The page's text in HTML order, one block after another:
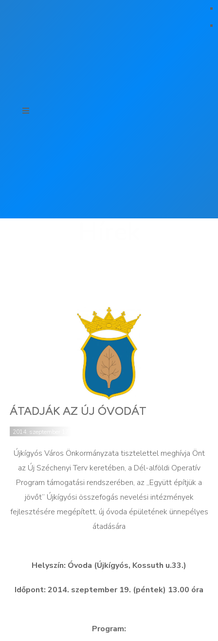
ÁTADJÁK AZ ÚJ ÓVODÁT
2014. szeptember 17.
Újkígyós Város Önkormányzata tisztelettel meghívja Önt
az Új Széchenyi Terv keretében, a Dél-alföldi Operatív
Program támogatási rendszerében, az „Együtt építjük a
jövőt” Újkígyósi összefogás nevelési intézmények
fejlesztésére megépített, új óvoda épületének ünnepélyes
átadására
Helyszín: Óvoda (Újkígyós, Kossuth u.33.)
Időpont: 2014. szeptember 19. (péntek) 13.00 óra
Program: